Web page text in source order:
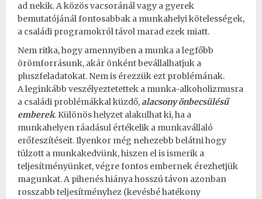
ad nekik. A közös vacsoránál vagy a gyerek
bemutatójánál fontosabbak a munkahelyi kötelességek,
a családi programokról távol marad ezek miatt.
Nem ritka, hogy amennyiben a munka a legfőbb
örömforrásunk, akár önként bevállalhatjuk a
pluszfeladatokat. Nem is érezzük ezt problémának.
A leginkább veszélyeztetettek a munka-alkoholizmusra
a családi problémákkal küzdő,alacsony önbecsülésű
emberek. Különös helyzet alakulhat ki, ha a
munkahelyen ráadásul értékelik a munkavállaló
erőfeszítéseit. Ilyenkor még nehezebb belátni hogy
túlzott a munkakedvünk, hiszen el is ismerik a
teljesítményünket, végre fontos embernek érezhetjük
magunkat. A pihenés hiánya hosszú távon azonban
rosszabb teljesítményhez (kevésbé hatékony